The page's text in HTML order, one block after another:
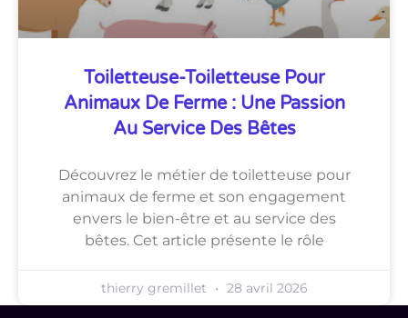
Toiletteuse-Toiletteuse Pour
Animaux De Ferme : Une Passion
Au Service Des Bêtes
Découvrez le métier de toiletteuse pour
animaux de ferme et son engagement
envers le bien-être et au service des
bêtes. Cet article présente le rôle
thierry gremillet 28 avril 2026